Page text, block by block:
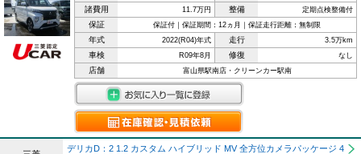
諸費用 11.7万円 整備 定期点検整備付
保証 保証付｜保証期間：12ヵ月｜保証走行距離：無制限
年式 2022(R04)年式 走行 3.5万km
車検 R09年8月 修復 なし
店舗 富山県駅南店・クリーンカー駅南
デリカD：2 1.2 カスタム ハイブリッド MV 全方位カメラパッケージ 4